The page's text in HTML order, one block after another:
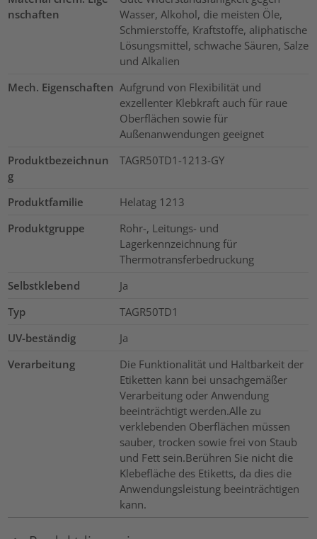
nschaften
Wasser, Alkohol, die meisten Öle,
Schmierstoffe, Kraftstoffe, aliphatische
Lösungsmittel, schwache Säuren, Salze
und Alkalien
Mech. Eigenschaften Aufgrund von Flexibilität und
exzellenter Klebkraft auch für raue
Oberflächen sowie für
Außenanwendungen geeignet
Produktbezeichnun
g
TAGR50TD1-1213-GY
Produktfamilie
Helatag 1213
Produktgruppe
Rohr-, Leitungs- und
Lagerkennzeichnung für
Thermotransferbedruckung
Selbstklebend
Ja
Typ
TAGR50TD1
UV-beständig
Ja
Verarbeitung
Die Funktionalität und Haltbarkeit der
Etiketten kann bei unsachgemäßer
Verarbeitung oder Anwendung
beeinträchtigt werden.Alle zu
verklebenden Oberflächen müssen
sauber, trocken sowie frei von Staub
und Fett sein.Berühren Sie nicht die
Klebefläche des Etiketts, da dies die
Anwendungsleistung beeinträchtigen
kann.